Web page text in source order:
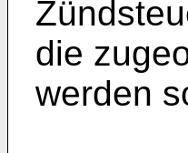
die
werden